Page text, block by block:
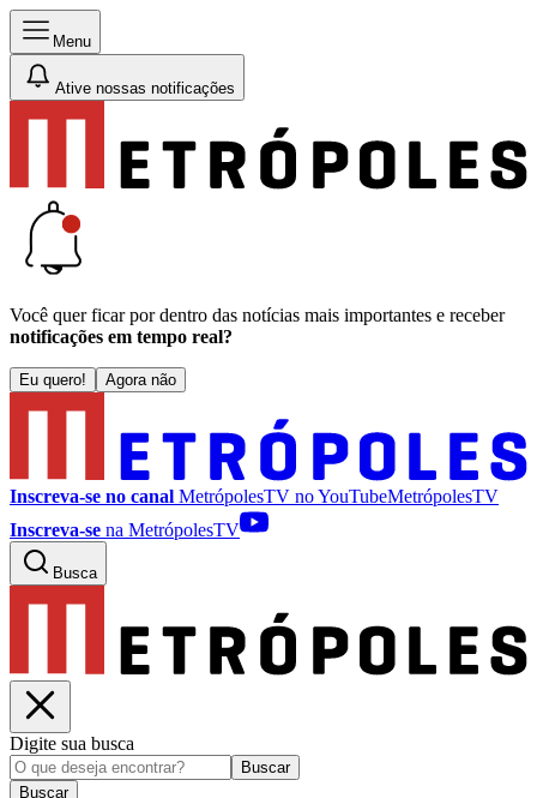
Menu
Ative nossas notificações
Você quer ficar por dentro das notícias mais importantes e receber
notificações em tempo real?
Eu quero! Agora não
Inscreva-se no canal MetrópolesTV noYouTubeMetrópolesTV
Inscreva-se na MetrópolesTV
Busca
Digite sua busca
Buscar
Buscar